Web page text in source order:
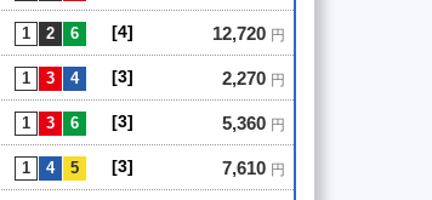
[4] 12,720 円
[3] 2,270 円
[3] 5,360 円
[3] 7,610 円